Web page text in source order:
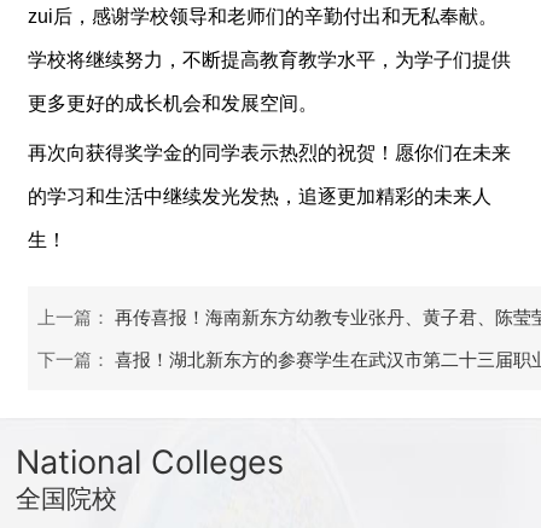
zui后，感谢学校领导和老师们的辛勤付出和无私奉献。
学校将继续努力，不断提高教育教学水平，为学子们提供
更多更好的成长机会和发展空间。
再次向获得奖学金的同学表示热烈的祝贺！愿你们在未来
的学习和生活中继续发光发热，追逐更加精彩的未来人
生！
上一篇： 再传喜报！海南新东方幼教专业张丹、黄子君、陈莹
下一篇： 喜报！湖北新东方的参赛学生在武汉市第二十三届职
National Colleges
全国院校